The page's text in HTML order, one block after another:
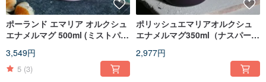
ポーランド エマリア オルクシュ
エナメルマグ 500ml (ミストパウ
3,549円
5 (3)
ポリッシュエマリアオルクシュ
エナメルマグ350ml（ナスパープ
2,977円